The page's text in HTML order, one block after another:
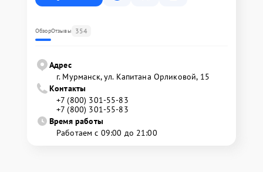
ОбзорОтзывы 354
Адрес
г. Мурманск, ул. Капитана Орликовой, 15
Контакты
+7 (800) 301-55-83
+7 (800) 301-55-83
Время работы
Работаем с 09:00 до 21:00